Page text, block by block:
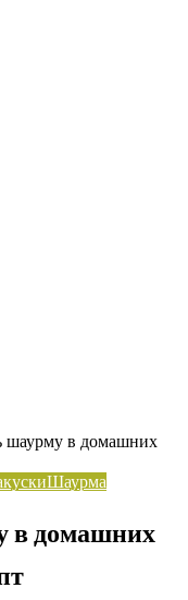
шаурму в домашних
Шаурма
в домашних